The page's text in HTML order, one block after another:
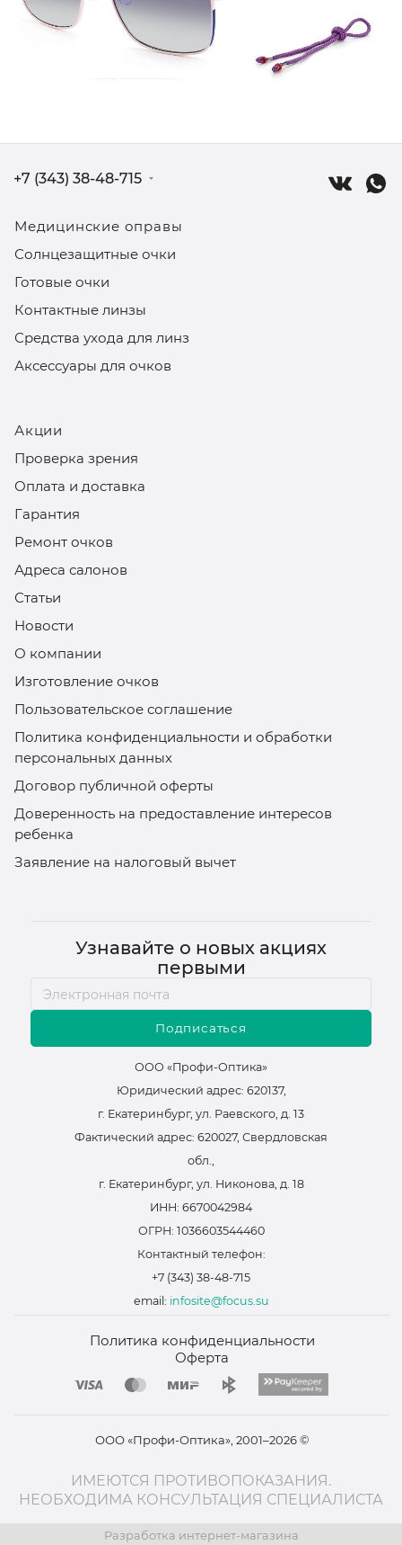
Медицинские оправы
Солнцезащитные очки
Готовые очки
Контактные линзы
Средства ухода для линз
Аксессуары для очков
Акции
Проверка зрения
Оплата и доставка
Гарантия
Ремонт очков
Адреса салонов
Статьи
Новости
О компании
Изготовление очков
Пользовательское соглашение
Политика конфиденциальности и обработки
персональных данных
Договор публичной оферты
Доверенность на предоставление интересов
ребенка
Заявление на налоговый вычет
Узнавайте о новых акциях
первыми
Подписаться
+7 (343) 38-48-715
ООО «Профи-Оптика»
Юридический адрес: 620137,
г. Екатеринбург, ул. Раевского, д. 13
Фактический адрес: 620027, Свердловская
обл.,
г. Екатеринбург, ул. Никонова, д. 18
ИНН: 6670042984
ОГРН: 1036603544460
Контактный телефон:
+7 (343) 38-48-715
email: infosite@focus.su
ООО «Профи-Оптика», 2001–2026 ©
Политика конфиденциальности
Оферта
ИМЕЮТСЯ ПРОТИВОПОКАЗАНИЯ.
НЕОБХОДИМА КОНСУЛЬТАЦИЯ СПЕЦИАЛИСТА
Разработка интернет-магазина